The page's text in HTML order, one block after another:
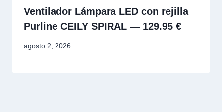
Ventilador Lámpara LED con rejilla
Purline CEILY SPIRAL — 129.95 €
agosto 2, 2026